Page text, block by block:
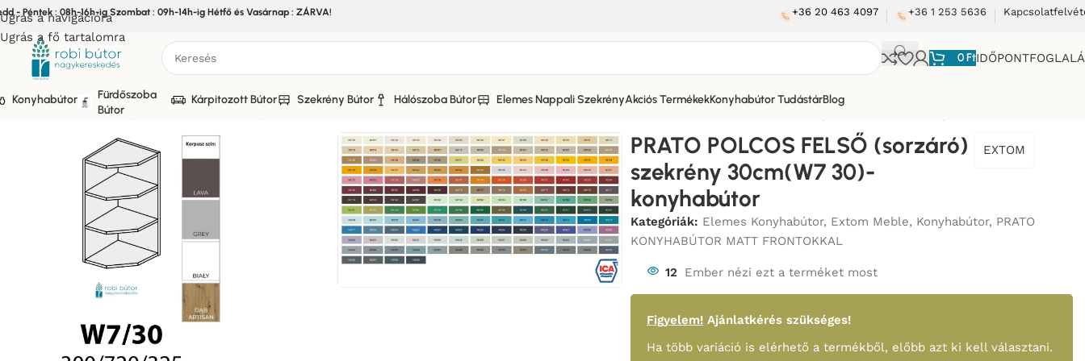
Ugrás a navigációra
Ugrás a fő tartalomra
- Péntek : 08h-16h-ig Szombat : 09h-14h-ig Hétfő és Vasárnap : ZÁRVA! +36 20 463 4097 +36 1 253 5636
0Ft
Konyhabútor
Fürdőszoba
Bútor
Kárpitozott Bútor Szekrény Bútor Hálószoba Bútor Elemes Nappali SzekrényAkciós TermékekKonyhabútor TudástárBlog
Bútor/Konyhabútor
PRATO POLCOS FELSŐ (sorzáró)
szekrény 30cm(W7 30)-
konyhabútor
EXTOM
Kategóriák: Elemes Konyhabútor, Extom Meble, Konyhabútor, PRATO
KONYHABÚTOR MATT FRONTOKKAL
12 Ember nézi ezt a terméket most
Figyelem! Ajánlatkérés szükséges!
Ha több variáció is elérhető a termékből, előbb azt ki kell választani.